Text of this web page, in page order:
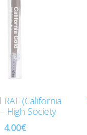
(California
High Society
4.00€